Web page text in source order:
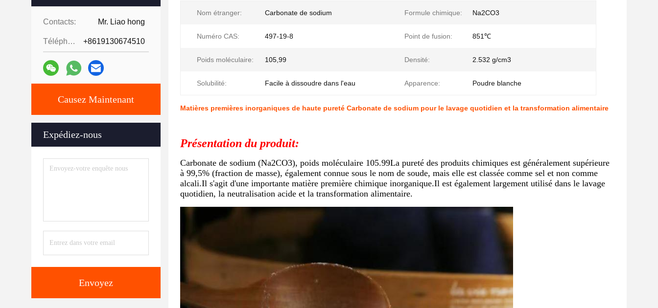
Contacts: Mr. Liao hong
Téléphone: +8619130674510
Causez Maintenant
Expédiez-nous
Envoyez
Nom étranger: Carbonate de sodium Formule chimique: Na2CO3
Numéro CAS: 497-19-8 Point de fusion: 851℃
Poids moléculaire: 105,99 Densité: 2.532 g/cm3
Solubilité: Facile à dissoudre dans l'eau Apparence: Poudre blanche
Matières premières inorganiques de haute pureté Carbonate de sodium pour le lavage quotidien et la transformation alimentaire
Présentation du produit:
Carbonate de sodium (Na2CO3), poids moléculaire 105.99La pureté des produits chimiques est généralement supérieure
à 99,5% (fraction de masse), également connue sous le nom de soude, mais elle est classée comme sel et non comme
alcali.Il s'agit d'une importante matière première chimique inorganique.Il est également largement utilisé dans le lavage
quotidien, la neutralisation acide et la transformation alimentaire.